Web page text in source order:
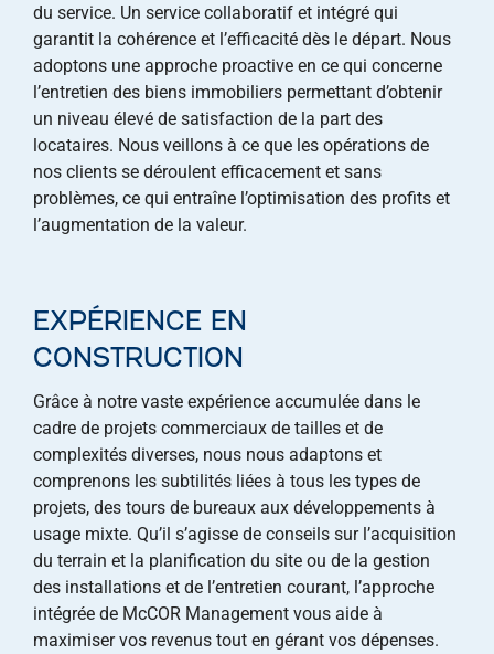
du service. Un service collaboratif et intégré qui
garantit la cohérence et l’efficacité dès le départ. Nous
adoptons une approche proactive en ce qui concerne
l’entretien des biens immobiliers permettant d’obtenir
un niveau élevé de satisfaction de la part des
locataires. Nous veillons à ce que les opérations de
nos clients se déroulent efficacement et sans
problèmes, ce qui entraîne l’optimisation des profits et
l’augmentation de la valeur.
EXPÉRIENCE EN
CONSTRUCTION
Grâce à notre vaste expérience accumulée dans le
cadre de projets commerciaux de tailles et de
complexités diverses, nous nous adaptons et
comprenons les subtilités liées à tous les types de
projets, des tours de bureaux aux développements à
usage mixte. Qu’il s’agisse de conseils sur l’acquisition
du terrain et la planification du site ou de la gestion
des installations et de l’entretien courant, l’approche
intégrée de McCOR Management vous aide à
maximiser vos revenus tout en gérant vos dépenses.